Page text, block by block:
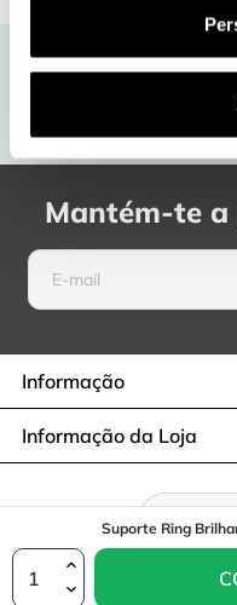
Suporte Ring
Envio gratuito para as
lojas físicas
Mantém-te a
Informação
Informação da Loja
© 2026— La Casa de las